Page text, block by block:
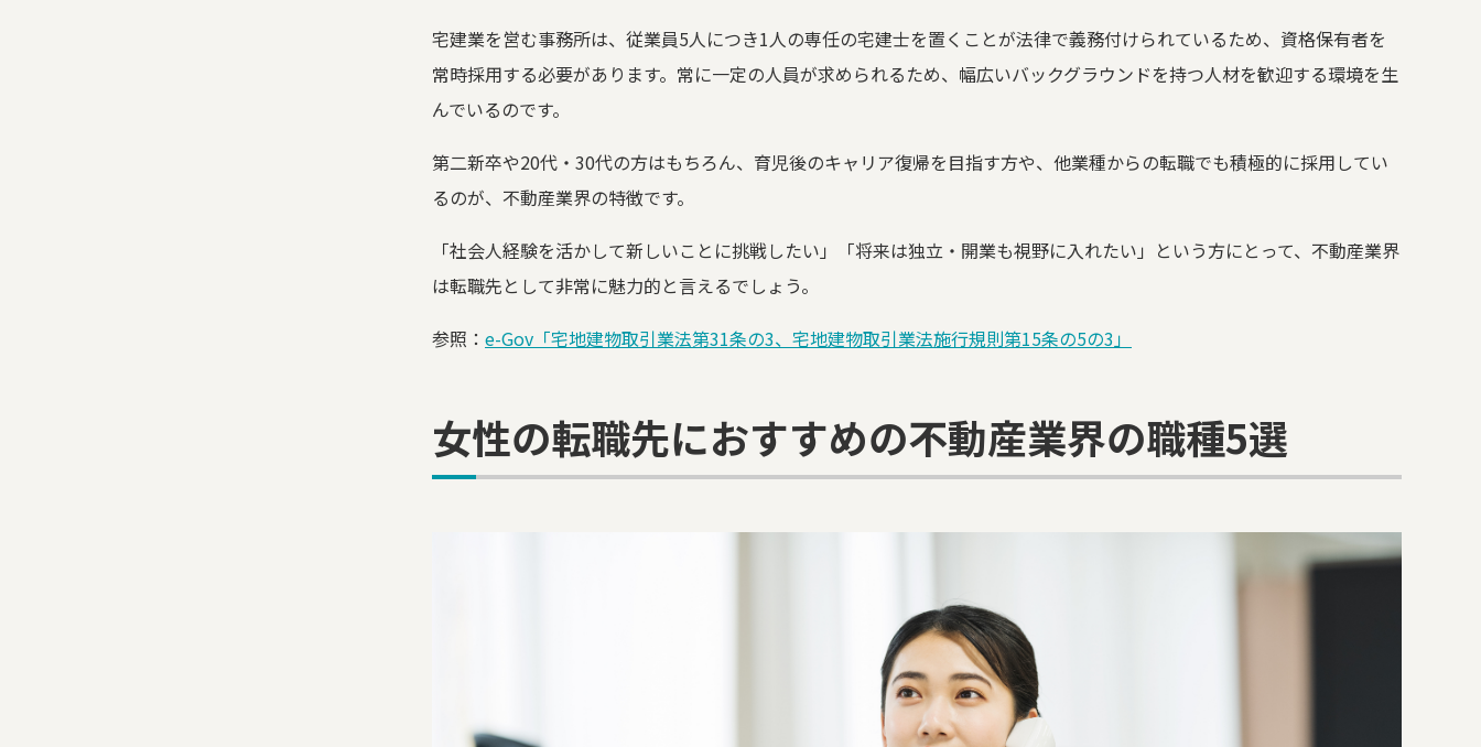
宅建業を営む事務所は、従業員5人につき1人の専任の宅建士を置くことが法律で義務付けられているため、資格保有者を
常時採用する必要があります。常に一定の人員が求められるため、幅広いバックグラウンドを持つ人材を歓迎する環境を生
んでいるのです。
第二新卒や20代・30代の方はもちろん、育児後のキャリア復帰を目指す方や、他業種からの転職でも積極的に採用してい
るのが、不動産業界の特徴です。
「社会人経験を活かして新しいことに挑戦したい」「将来は独立・開業も視野に入れたい」という方にとって、不動産業界
は転職先として非常に魅力的と言えるでしょう。
参照： e-Gov「宅地建物取引業法第31条の3、宅地建物取引業法施行規則第15条の5の3」
女性の転職先におすすめの不動産業界の職種5選